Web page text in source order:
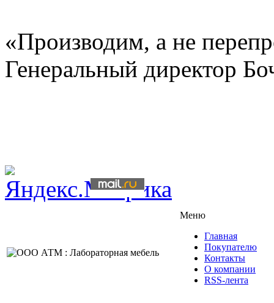
«Производим, а не
Генеральный директор
Меню
Главная
Покупателю
Контакты
О компании
RSS-лента